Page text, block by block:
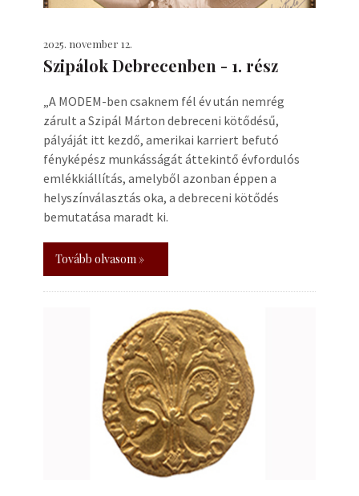
2025. november 12.
Szipálok Debrecenben - 1. rész
„A MODEM-ben csaknem fél év után nemrég
zárult a Szipál Márton debreceni kötődésű,
pályáját itt kezdő, amerikai karriert befutó
fényképész munkásságát áttekintő évfordulós
emlékkiállítás, amelyből azonban éppen a
helyszínválasztás oka, a debreceni kötődés
bemutatása maradt ki.
Tovább olvasom »